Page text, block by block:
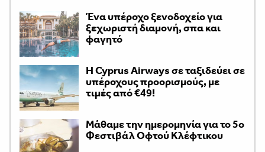
Ένα υπέροχο ξενοδοχείο για
ξεχωριστή διαμονή, σπα και
φαγητό
H Cyprus Airways σε ταξιδεύει σε
υπέροχους προορισμούς, με
τιμές από €49!
Μάθαμε την ημερομηνία για το 5ο
Φεστιβάλ Οφτού Κλέφτικου